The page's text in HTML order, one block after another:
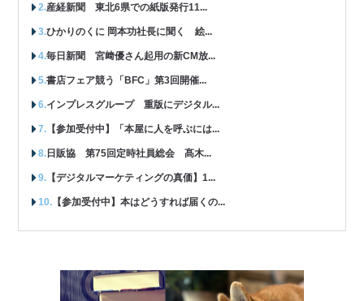
産経新聞 東北6県での紙版発行11...
ひかりのくに 岡本功社長に聞く 絵...
毎日新聞 宮﨑優さん起用の新CM放...
書店フェア競う「BFC」第3回開催...
インプレスグループ 重版にデジタル...
【参加受付中】「本屋に人を呼ぶには...
日販協 第75回定時社員総会 髙木...
【デジタルマーケティングの真価】1...
【参加受付中】本はどうすれば届くの...